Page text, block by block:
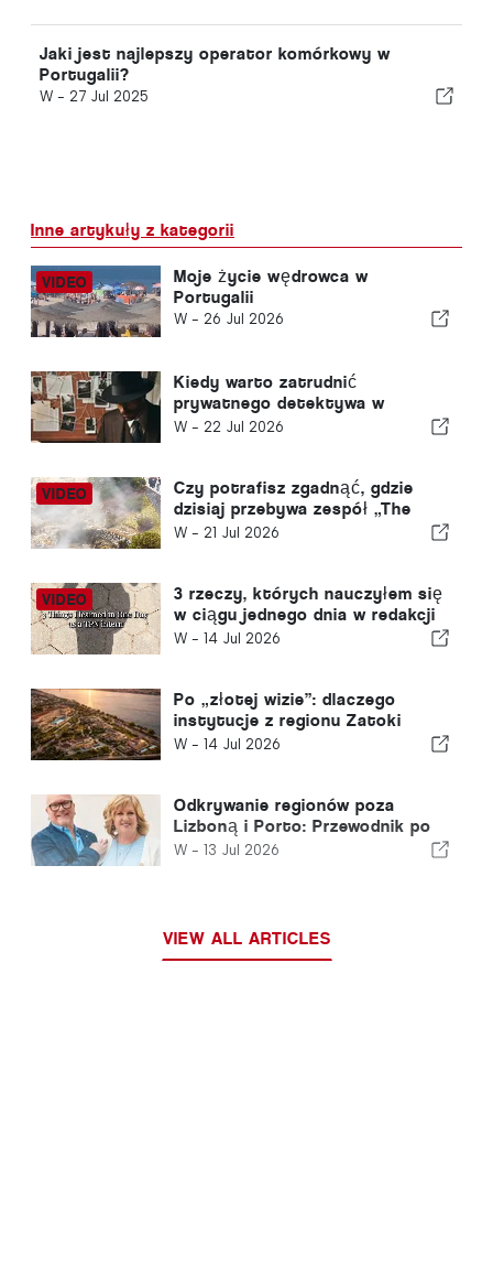
Jaki jest najlepszy operator komórkowy w
Portugalii?
W - 27 Jul 2025
Inne artykuły z kategorii
Moje życie wędrowca w
Portugalii
W - 26 Jul 2026
Kiedy warto zatrudnić
prywatnego detektywa w
Portugalii? Pięć sytuacji, w
znaczenie
W - 22 Jul 2026
Czy potrafisz zgadnąć, gdzie
dzisiaj przebywa zespół „The
Portugal News”?
W - 21 Jul 2026
3 rzeczy, których nauczyłem się
w ciągu jednego dnia w redakcji
„The Portugal News”
W - 14 Jul 2026
Po „złotej wizie”: dlaczego
instytucje z regionu Zatoki
Perskiej nadal inwestują w
W - 14 Jul 2026
Odkrywanie regionów poza
Lizboną i Porto: Przewodnik po
północnej Portugalii i Srebrnym
W - 13 Jul 2026
VIEW ALL ARTICLES